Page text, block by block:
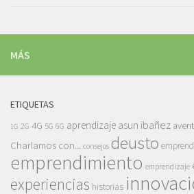
MÁS
ETIQUETAS
1G 2G 4G 5G 6G aprendizaje asun ibañez
Charlamos con... consejos deusto
emprendimiento emprendizaje
experiencias historias